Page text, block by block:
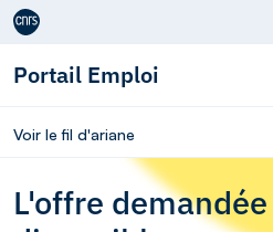
Aller au contenu
Portail Emploi
Voir le fil d'ariane
L'offre